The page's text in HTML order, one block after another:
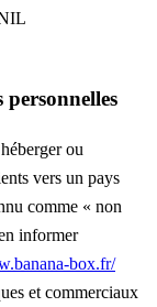
ou
vers un pays
comme « non
informer
box.fr/
et commerciaux